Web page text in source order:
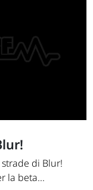
di Blur!
la beta...